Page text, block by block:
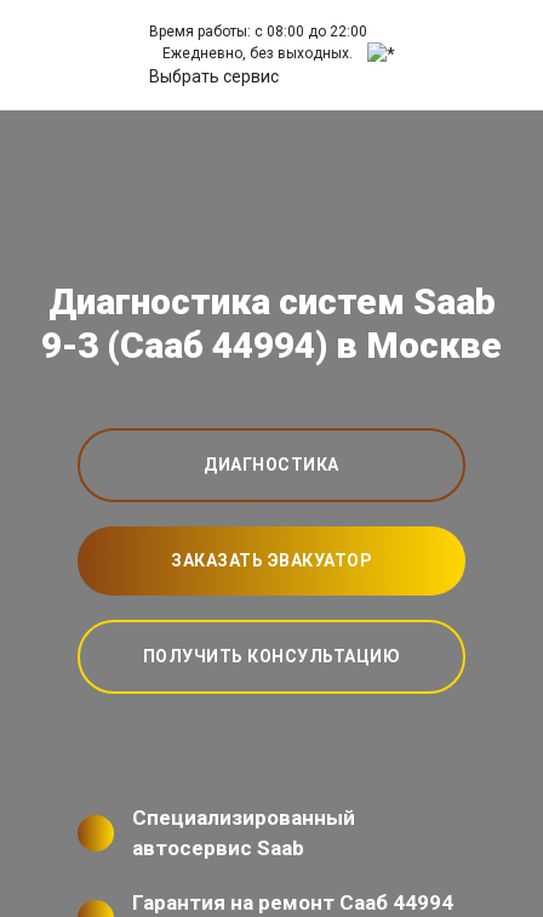
Время работы: с 08:00 до 22:00
Ежедневно, без выходных.
Выбрать сервис
Диагностика систем Saab
9-3 (Сааб 44994) в Москве
ДИАГНОСТИКА
ЗАКАЗАТЬ ЭВАКУАТОР
ПОЛУЧИТЬ КОНСУЛЬТАЦИЮ
Специализированный
автосервис Saab
Гарантия на ремонт Сааб 44994